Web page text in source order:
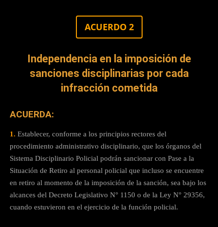
ACUERDO 2
Independencia en la imposición de
sanciones disciplinarias por cada
infracción cometida
ACUERDA:
1. Establecer, conforme a los principios rectores del
procedimiento administrativo disciplinario, que los órganos del
Sistema Disciplinario Policial podrán sancionar con Pase a la
Situación de Retiro al personal policial que incluso se encuentre
en retiro al momento de la imposición de la sanción, sea bajo los
alcances del Decreto Legislativo N° 1150 o de la Ley N° 29356,
cuando estuvieron en el ejercicio de la función policial.